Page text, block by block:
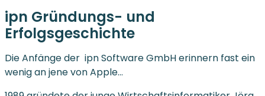
ipn Gründungs- und
Erfolgsgeschichte
Die Anfänge der ipn Software GmbH erinnern fast ein
wenig an jene von Apple…